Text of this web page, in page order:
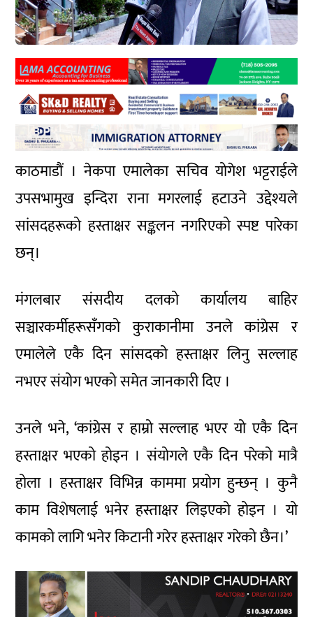
काठमाडौं । नेकपा एमालेका सचिव योगेश भट्टराईले
उपसभामुख इन्दिरा राना मगरलाई हटाउने उद्देश्यले
सांसदहरूको हस्ताक्षर सङ्कलन नगरिएको स्पष्ट पारेका
छन्।
मंगलबार संसदीय दलको कार्यालय बाहिर
सञ्चारकर्मीहरूसँगको कुराकानीमा उनले कांग्रेस र
एमालेले एकै दिन सांसदको हस्ताक्षर लिनु सल्लाह
नभएर संयोग भएको समेत जानकारी दिए ।
उनले भने, ‘कांग्रेस र हाम्रो सल्लाह भएर यो एकै दिन
हस्ताक्षर भएको होइन । संयोगले एकै दिन परेको मात्रै
होला । हस्ताक्षर विभिन्न काममा प्रयोग हुन्छन् । कुनै
काम विशेषलाई भनेर हस्ताक्षर लिइएको होइन । यो
कामको लागि भनेर किटानी गरेर हस्ताक्षर गरेको छैन।’